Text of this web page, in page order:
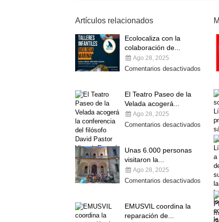
Artículos relacionados
Ecolocaliza con la
colaboración de...
Ago 28, 2025
Comentarios desactivados
El Teatro Paseo de la
Velada acogerá...
Ago 28, 2025
Comentarios desactivados
Unas 6.000 personas
visitaron la...
Ago 28, 2025
Comentarios desactivados
EMUSVIL coordina la
reparación de...